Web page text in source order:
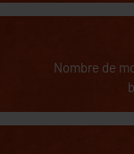
Nombre de